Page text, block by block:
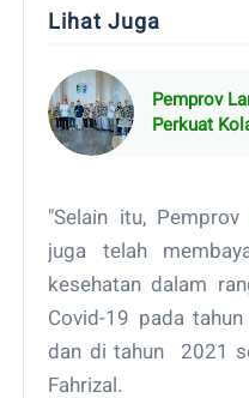
Lihat Juga
Pemprov
Perkuat
"Selain itu, Pemprov
juga telah
kesehatan dalam
Covid-19 pada
dan di tahun 2021
Fahrizal.